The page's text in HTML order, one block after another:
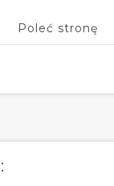
Poleć stronę